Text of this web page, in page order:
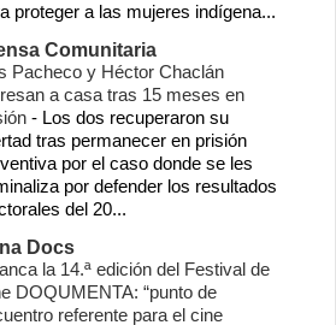
(283)
12/16/12 - 12/23/12
12/09/12 - 12/16/12(14)
10/28/12 - 11/04/12 (1)
10/07/12 - 10/14/12(48)
movilizan 100 mototaxistas de
espacios en Hospital de
Juchitán
sociales
goboax
del mar
sector empresarial
pemex seccion 22
zapoteca
ixhuatán prd
nacionales
reformas 2012
género mundo
ppp
proteger a las mujeres indígena...
Comunitaria
Pacheco y Héctor Chaclán
a casa tras 15 meses en
- Los dos recuperaron su
tras permanecer en prisión
por el caso donde se les
por defender los resultados
del 20...
Docs
la 14.ª edición del Festival de
DOQUMENTA: “punto de
referente para el cine